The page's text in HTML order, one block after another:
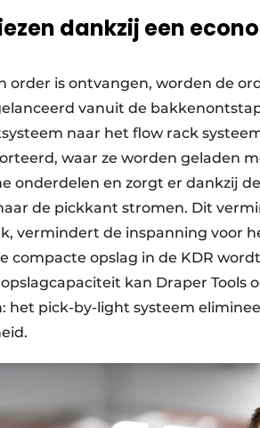
dankzij een
order is ontvangen, worden de
vanuit de
naar het flow rack
waar ze worden geladen
onderdelen en zorgt er dankzij
de pickkant stromen. Dit
vermindert de inspanning voor
compacte opslag in de KDR
kan Draper Tools
het pick-by-light systeem